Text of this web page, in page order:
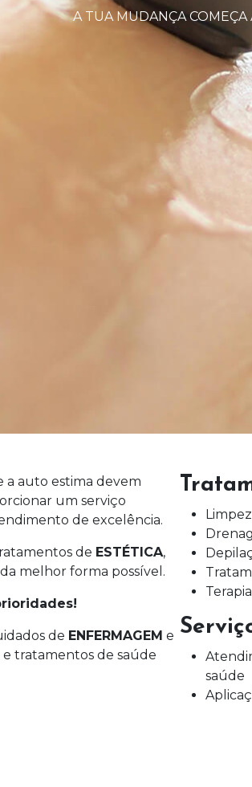
A TUA MUDANÇA COMEÇA
a auto estima devem
um serviço
de excelência.
de ESTÉTICA,
melhor forma possível.
de ENFERMAGEM e
tratamentos de saúde
saúde